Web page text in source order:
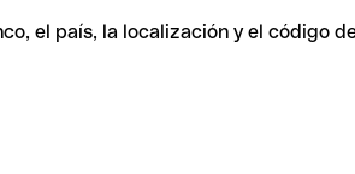
el país, la localización y el código